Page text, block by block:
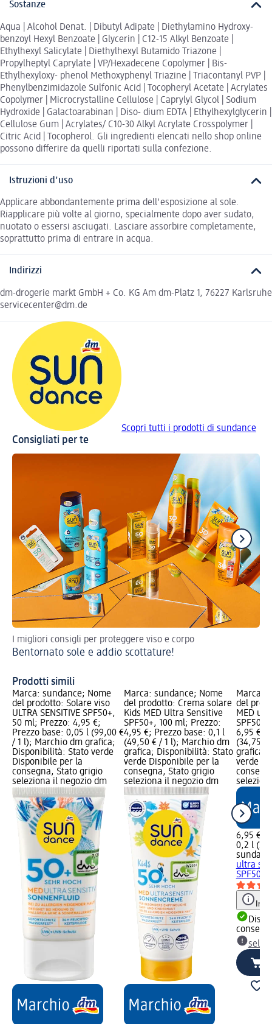
Sostanze
Aqua | Alcohol Denat. | Dibutyl Adipate | Diethylamino Hydroxy-
benzoyl Hexyl Benzoate | Glycerin | C12-15 Alkyl Benzoate |
Ethylhexyl Salicylate | Diethylhexyl Butamido Triazone |
Propylheptyl Caprylate | VP/Hexadecene Copolymer | Bis-
Ethylhexyloxy- phenol Methoxyphenyl Triazine | Triacontanyl PVP |
Phenylbenzimidazole Sulfonic Acid | Tocopheryl Acetate | Acrylates
Copolymer | Microcrystalline Cellulose | Caprylyl Glycol | Sodium
Hydroxide | Galactoarabinan | Diso- dium EDTA | Ethylhexylglycerin |
Cellulose Gum | Acrylates/ C10-30 Alkyl Acrylate Crosspolymer |
Citric Acid | Tocopherol. Gli ingredienti elencati nello shop online
possono differire da quelli riportati sulla confezione.
Istruzioni d'uso
Applicare abbondantemente prima dell'esposizione al sole.
Riapplicare più volte al giorno, specialmente dopo aver sudato,
nuotato o essersi asciugati. Lasciare assorbire completamente,
soprattutto prima di entrare in acqua.
Indirizzi
dm-drogerie markt GmbH + Co. KG Am dm-Platz 1, 76227 Karlsruhe
servicecenter@dm.de
Scopri tutti i prodotti di sundance
Consigliati per te
I migliori consigli per proteggere viso e corpo
Bentornato sole e addio scottature!
Prodotti simili
Marca: sundance; Nome
del prodotto: Solare viso
ULTRA SENSITIVE SPF50+,
50 ml; Prezzo: 4,95 €;
Prezzo base: 0,05 l (99,00 €
/ 1 l); Marchio dm grafica;
Disponibilità: Stato verde
Disponibile per la
consegna, Stato grigio
seleziona il negozio dm
Marca: sundance; Nome
del prodotto: Crema solare
Kids MED Ultra Sensitive
SPF50+, 100 ml; Prezzo:
4,95 €; Prezzo base: 0,1 l
(49,50 € / 1 l); Marchio dm
grafica; Disponibilità: Stato
verde Disponibile per la
consegna, Stato grigio
seleziona il negozio dm
Marca:
del
MED
6,95 €;
(34,75 €
grafica;
verde
6,95 €
0,2 l
ultra